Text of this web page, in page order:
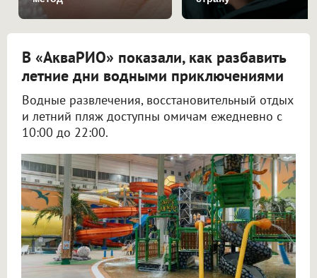
В «АкваРИО» показали, как разбавить
летние дни водными приключениями
Водные развлечения, восстановительный отдых
и летний пляж доступны омичам ежедневно с
10:00 до 22:00.